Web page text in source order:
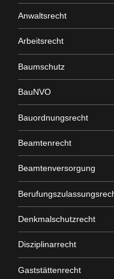
Anwaltsrecht
Arbeitsrecht
Baumschutz
BauNVO
Bauordnungsrecht
Beamtenrecht
Beamtenversorgung
Denkmalschutzrecht
Disziplinarrecht
Gaststättenrecht